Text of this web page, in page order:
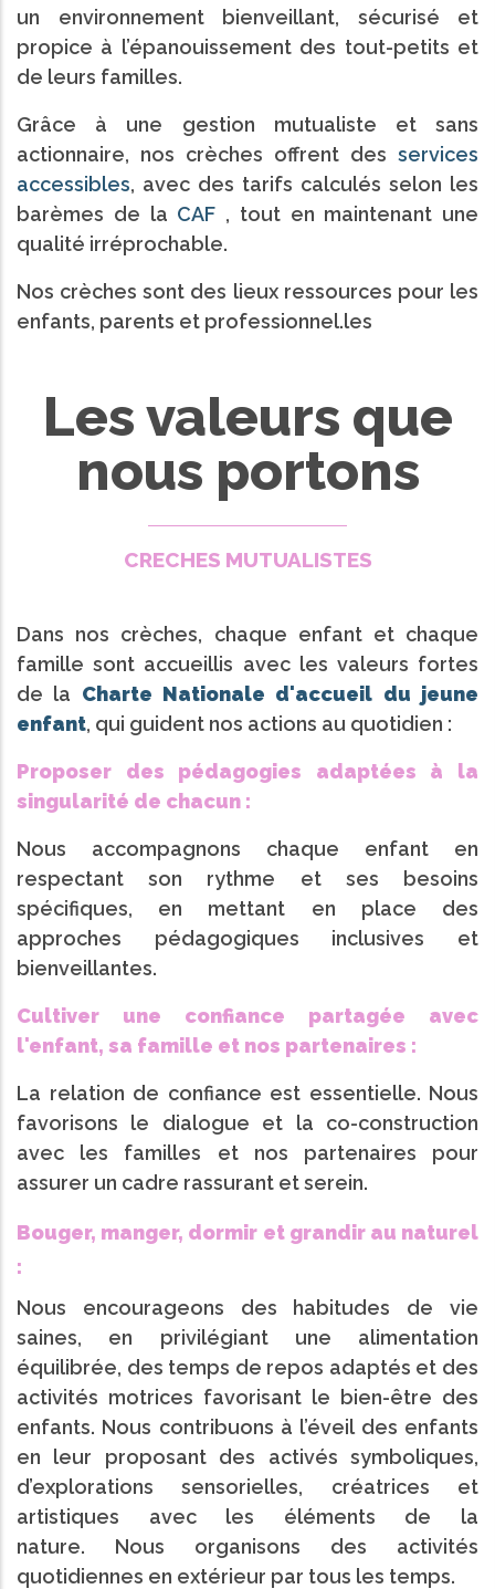
un environnement bienveillant, sécurisé et
propice à l’épanouissement des tout-petits et
de leurs familles.
Grâce à une gestion mutualiste et sans
actionnaire, nos crèches offrent des services
accessibles, avec des tarifs calculés selon les
barèmes de la CAF , tout en maintenant une
qualité irréprochable.
Nos crèches sont des lieux ressources pour les
enfants, parents et professionnel.les
Les valeurs que
nous portons
CRECHES MUTUALISTES
Dans nos crèches, chaque enfant et chaque
famille sont accueillis avec les valeurs fortes
de la Charte Nationale d'accueil du jeune
enfant, qui guident nos actions au quotidien :
Proposer des pédagogies adaptées à la
singularité de chacun :
Nous accompagnons chaque enfant en
respectant son rythme et ses besoins
spécifiques, en mettant en place des
approches pédagogiques inclusives et
bienveillantes.
Cultiver une confiance partagée avec
l'enfant, sa famille et nos partenaires :
La relation de confiance est essentielle. Nous
favorisons le dialogue et la co-construction
avec les familles et nos partenaires pour
assurer un cadre rassurant et serein.
Bouger, manger, dormir et grandir au naturel
:
Nous encourageons des habitudes de vie
saines, en privilégiant une alimentation
équilibrée, des temps de repos adaptés et des
activités motrices favorisant le bien-être des
enfants. Nous contribuons à l’éveil des enfants
en leur proposant des activés symboliques,
d’explorations sensorielles, créatrices et
artistiques avec les éléments de la
nature. Nous organisons des activités
quotidiennes en extérieur par tous les temps.